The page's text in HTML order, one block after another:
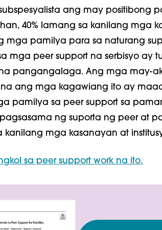
ang may positibong
40% lamang sa kanilang mga
mga pamilya para sa naturang
mga peer support na serbisyo ay
pangangalaga. Ang mga may-
ang mga kagawiang ito ay
pamilya sa peer support sa
ng suporta ng peer at
kanilang mga kasanayan at
sa peer support work na ito.